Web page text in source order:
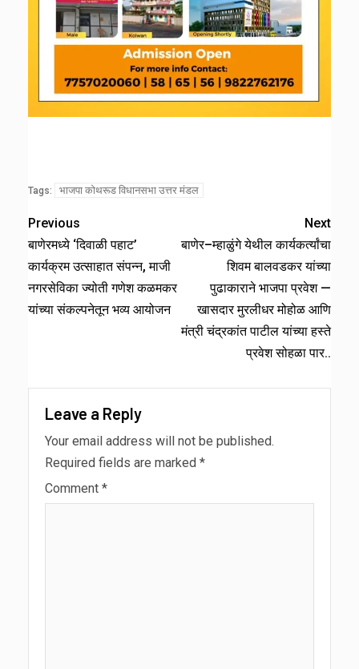
Tags: भाजपा कोथरूड विधानसभा उत्तर मंडल
Previous
बाणेरमध्ये ‘दिवाळी पहाट’
कार्यक्रम उत्साहात संपन्न, माजी
नगरसेविका ज्योती गणेश कळमकर
यांच्या संकल्पनेतून भव्य आयोजन
Next
बाणेर–म्हाळुंगे येथील कार्यकर्त्यांचा
शिवम बालवडकर यांच्या
पुढाकाराने भाजपा प्रवेश —
खासदार मुरलीधर मोहोळ आणि
मंत्री चंद्रकांत पाटील यांच्या हस्ते
प्रवेश सोहळा पार..
Leave a Reply
Your email address will not be published.
Required fields are marked *
Comment *